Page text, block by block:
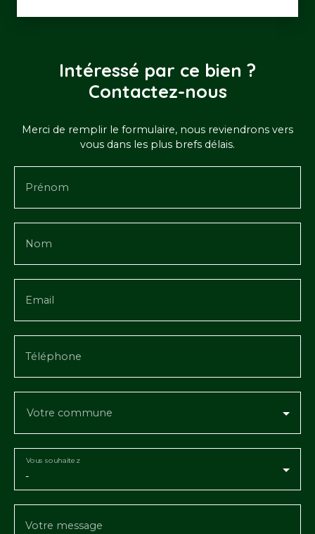
Intéressé par ce bien ?
Contactez-nous
Merci de remplir le formulaire, nous reviendrons vers
vous dans les plus brefs délais.
Prénom
Nom
Email
Téléphone
Votre commune
-
Vous souhaitez
Votre message